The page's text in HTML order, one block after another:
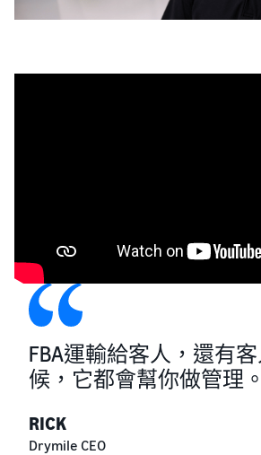
FBA運輸給客人，還有
候，它都會幫你做管理。
RICK
Drymile CEO